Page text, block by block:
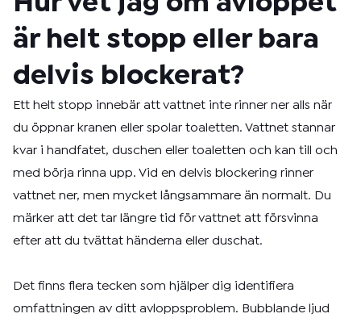
är helt stopp eller bara
delvis blockerat?
Ett helt stopp innebär att vattnet inte rinner ner alls när
du öppnar kranen eller spolar toaletten. Vattnet stannar
kvar i handfatet, duschen eller toaletten och kan till och
med börja rinna upp. Vid en delvis blockering rinner
vattnet ner, men mycket långsammare än normalt. Du
märker att det tar längre tid för vattnet att försvinna
efter att du tvättat händerna eller duschat.
Det finns flera tecken som hjälper dig identifiera
omfattningen av ditt avloppsproblem. Bubblande ljud